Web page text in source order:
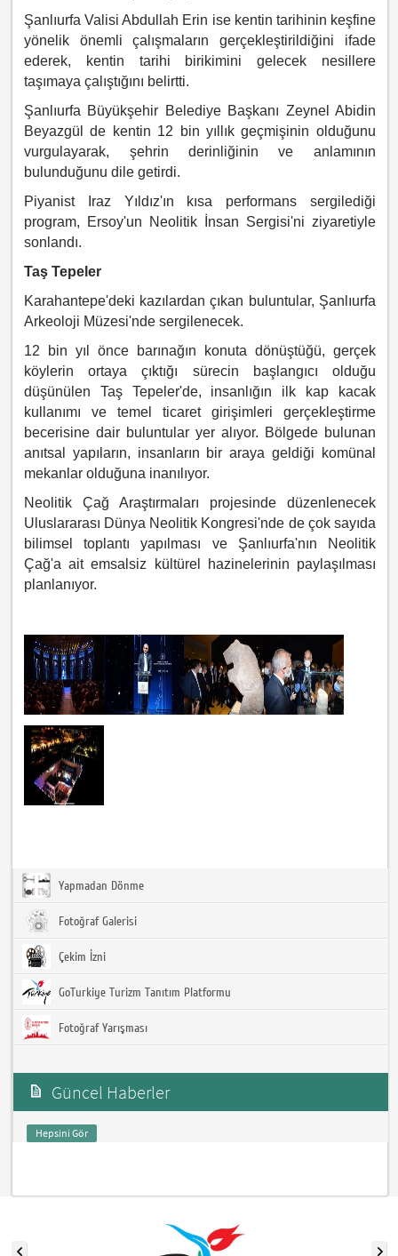
Şanlıurfa Valisi Abdullah Erin ise kentin tarihinin keşfine
yönelik önemli çalışmaların gerçekleştirildiğini ifade
ederek, kentin tarihi birikimini gelecek nesillere
taşımaya çalıştığını belirtti.
Şanlıurfa Büyükşehir Belediye Başkanı Zeynel Abidin
Beyazgül de kentin 12 bin yıllık geçmişinin olduğunu
vurgulayarak, şehrin derinliğinin ve anlamının
bulunduğunu dile getirdi.
Piyanist Iraz Yıldız'ın kısa performans sergilediği
program, Ersoy'un Neolitik İnsan Sergisi'ni ziyaretiyle
sonlandı.
Taş Tepeler
Karahantepe'deki kazılardan çıkan buluntular, Şanlıurfa
Arkeoloji Müzesi'nde sergilenecek.
12 bin yıl önce barınağın konuta dönüştüğü, gerçek
köylerin ortaya çıktığı sürecin başlangıcı olduğu
düşünülen Taş Tepeler'de, insanlığın ilk kap kacak
kullanımı ve temel ticaret girişimleri gerçekleştirme
becerisine dair buluntular yer alıyor. Bölgede bulunan
anıtsal yapıların, insanların bir araya geldiği komünal
mekanlar olduğuna inanılıyor.
Neolitik Çağ Araştırmaları projesinde düzenlenecek
Uluslararası Dünya Neolitik Kongresi'nde de çok sayıda
bilimsel toplantı yapılması ve Şanlıurfa'nın Neolitik
Çağ'a ait emsalsiz kültürel hazinelerinin paylaşılması
planlanıyor.
Yapmadan Dönme
Fotoğraf Galerisi
Çekim İzni
GoTurkiye Turizm Tanıtım Platformu
Fotoğraf Yarışması
Güncel Haberler
Hepsini Gör